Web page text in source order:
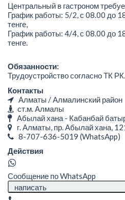
Центральный в гастроном
График работы: 5/2, с 08.00 до
тенге,
График работы: 4/4, с 08.00 до
тенге.
Обязанности:
Трудоустройство согласно ТК РК.
Контакты
Алматы / Алмалинский район
ст.м. Алмалы
Абылай хана - Кабанбай
г. Алматы, пр. Абылай хана,
8-707-636-5019 (WhatsApp)
Действия
Сообщение по WhatsApp
написать